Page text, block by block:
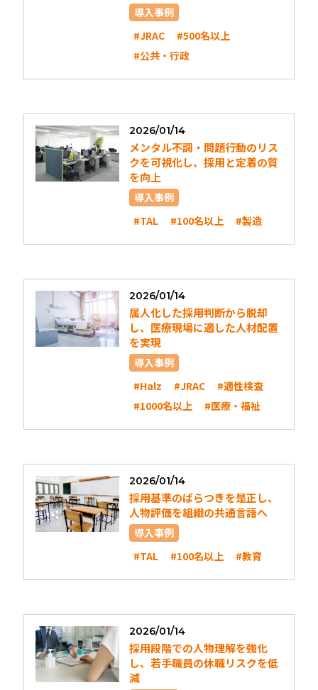
導入事例
#JRAC
#500名以上
#公共・行政
2026/01/14
メンタル不調・問題行動のリス
クを可視化し、採用と定着の質
を向上
導入事例
#TAL
#100名以上 #製造
2026/01/14
属人化した採用判断から脱却
し、医療現場に適した人材配置
を実現
導入事例
#Halz
#JRAC
#適性検査
#1000名以上
#医療・福祉
2026/01/14
採用基準のばらつきを是正し、
人物評価を組織の共通言語へ
導入事例
#TAL
#100名以上 #教育
2026/01/14
採用段階での人物理解を強化
し、若手職員の休職リスクを低
減